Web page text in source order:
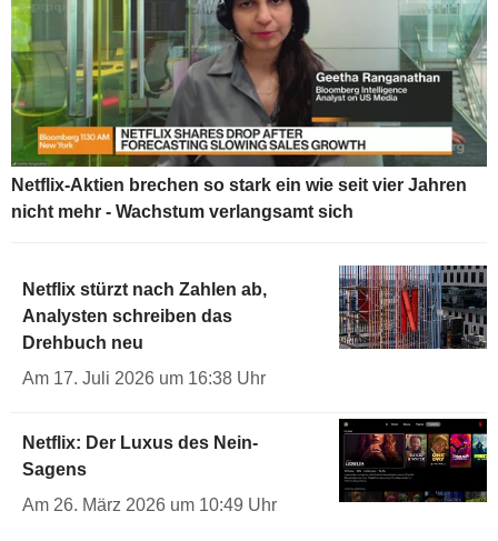
Netflix-Aktien brechen so stark ein wie seit vier Jahren
nicht mehr - Wachstum verlangsamt sich
Netflix stürzt nach Zahlen ab,
Analysten schreiben das
Drehbuch neu
Am 17. Juli 2026 um 16:38 Uhr
Netflix: Der Luxus des Nein-
Sagens
Am 26. März 2026 um 10:49 Uhr